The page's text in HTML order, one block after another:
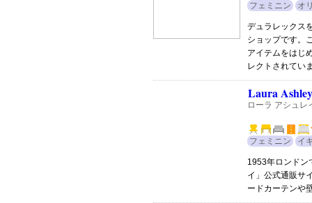
フェミニン オ
デュラレックス
ショップです。
アイテムをはじ
レクトされてい
Laura Ashley
ローラ アシュレ
フェミニン イ
1953年ロンドン
イ」公式通販サ
ードカーテンや